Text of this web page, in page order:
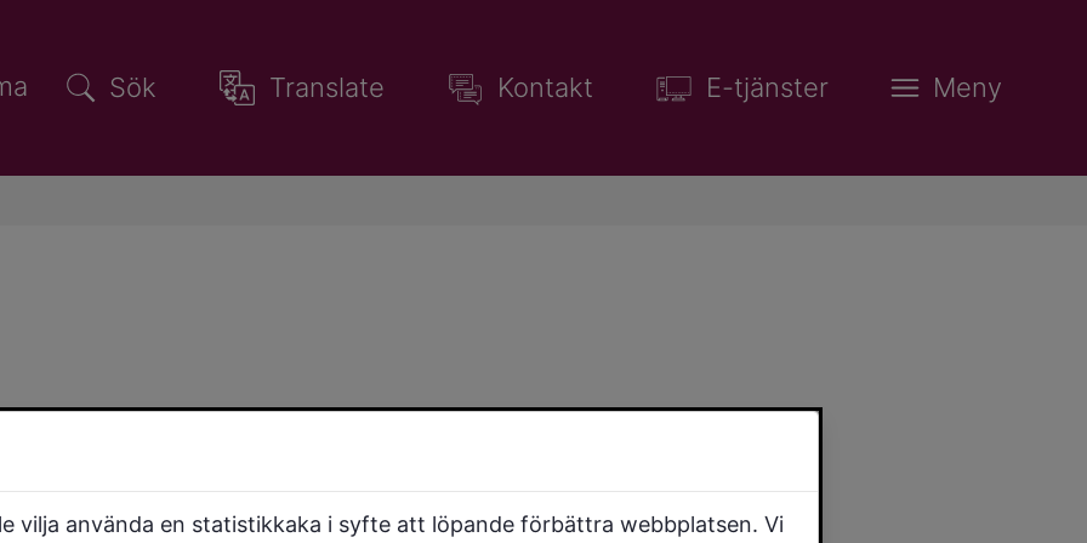
Sök Translate Kontakt E-tjänster Meny
vilja använda en statistikkaka i syfte att löpande förbättra webbplatsen. Vi